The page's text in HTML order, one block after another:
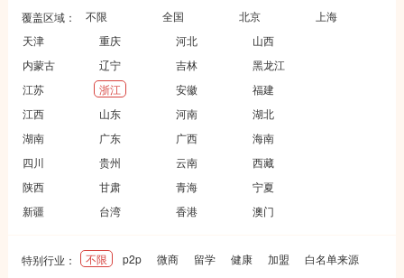
覆盖区域： 不限 全国 北京
上海
天津
重庆 河北
山西
内蒙古
辽宁 吉林
黑龙江
江苏
浙江 安徽
福建
江西
山东 河南
湖北
湖南
广东 广西
海南
四川
贵州 云南
西藏
陕西
甘肃 青海
宁夏
新疆
台湾 香港 澳门
特别行业： 不限 p2p 微商 留学 健康 加盟
白名单来源